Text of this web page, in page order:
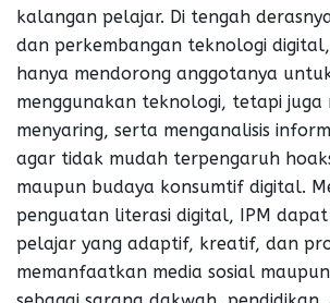
kalangan pelajar. Di tengah
dan perkembangan teknologi
hanya mendorong anggotanya
menggunakan teknologi, tetapi juga
menyaring, serta menganalisis
agar tidak mudah terpengaruh
maupun budaya konsumtif digital.
penguatan literasi digital, IPM
pelajar yang adaptif, kreatif, dan
memanfaatkan media sosial